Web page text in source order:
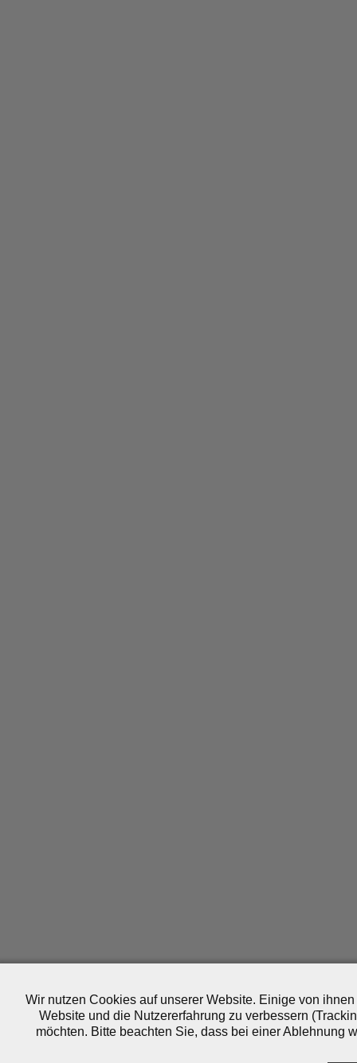
Wir nutzen Cookies auf unserer Website. Einige von
Website und die Nutzererfahrung zu verbessern
möchten. Bitte beachten Sie, dass bei einer Ablehnung